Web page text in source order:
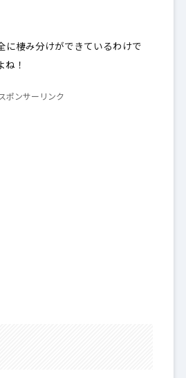
に棲み分けができているわけで
！
ポンサーリンク